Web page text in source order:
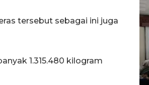
tersebut sebagai ini juga
1.315.480 kilogram
dengan